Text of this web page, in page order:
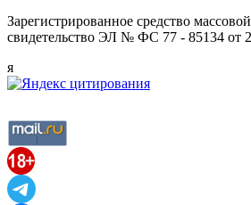
Зарегистрированное средство
свидетельство ЭЛ № ФС 77 - 85134 от
я